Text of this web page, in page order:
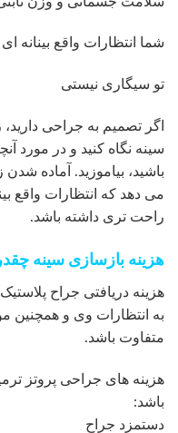
شما انتظارات واقع بینانه ای
تو سیگاری نیستی
اگر تصمیم به جراحی دارید،
سینه نگاه کنید و در مورد
باشید، بیاموزید. آماده شدن
می دهد که انتظارات واقع
راحت تری داشته باشد.
هزینه بازسازی سینه
هزینه دریافتی جراح
به انتظارات وی و همچنین
متفاوت باشد.
هزینه های جراحی پروتز
باشد:
دستمزد جراح